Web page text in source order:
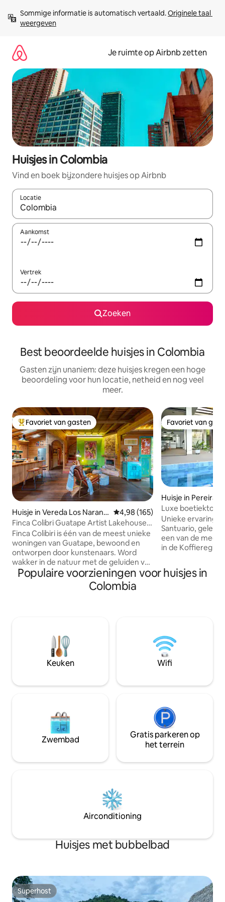
direct
naar
Sommige informatie is automatisch vertaald. Originele taal
weergeven
Je ruimte op Airbnb zetten
Huisjes in Colombia
Vind en boek bijzondere huisjes op Airbnb
Locatie
Wanneer er suggesties beschikbaar zijn, maak je een keuze
Aankomst
Vertrek
Zoeken
Best beoordeelde huisjes in Colombia
Gasten zijn unaniem: deze huisjes kregen een hoge
beoordeling voor hun locatie, netheid en nog veel
meer.
Topfavoriet van gasten
Favoriet van gasten
Huisje in Vereda Los Naranjo
s
Gemiddelde beoordeling van
4,98 (165)
Finca Colibri Guatape Artist Lakehouse
Charm
Finca Colibiri is één van de meest unieke
woningen van Guatape, bewoond en
ontworpen door kunstenaars. Word
wakker in de natuur met de geluiden van
zingende vogels en vissen die springen.
Spectaculair uitzicht op het meer vanaf
een eigen baai. Geniet van
de stilte alleen het fluiten van kikkers en
natuurlijke geluiden van andere lokale
fauna mogelijk maakt. Perfect voor een
toevluchtsoord uit de stad of een lang
Favoriet van
Favoriet van
Huisje in Pereira
Luxe
en bamboe
Unieke ervaring
Santuario,
een van de
in de Koffieregio,
perfecte balans
en snelle
barbecueplek en
toevluchtsoord
natuur.
Populaire voorzieningen voor huisjes in
Colombia
Keuken Wifi
Zwembad
Gratis parkeren op
het terrein
Airconditioning
Huisjes met bubbelbad
Superhost
Superhost